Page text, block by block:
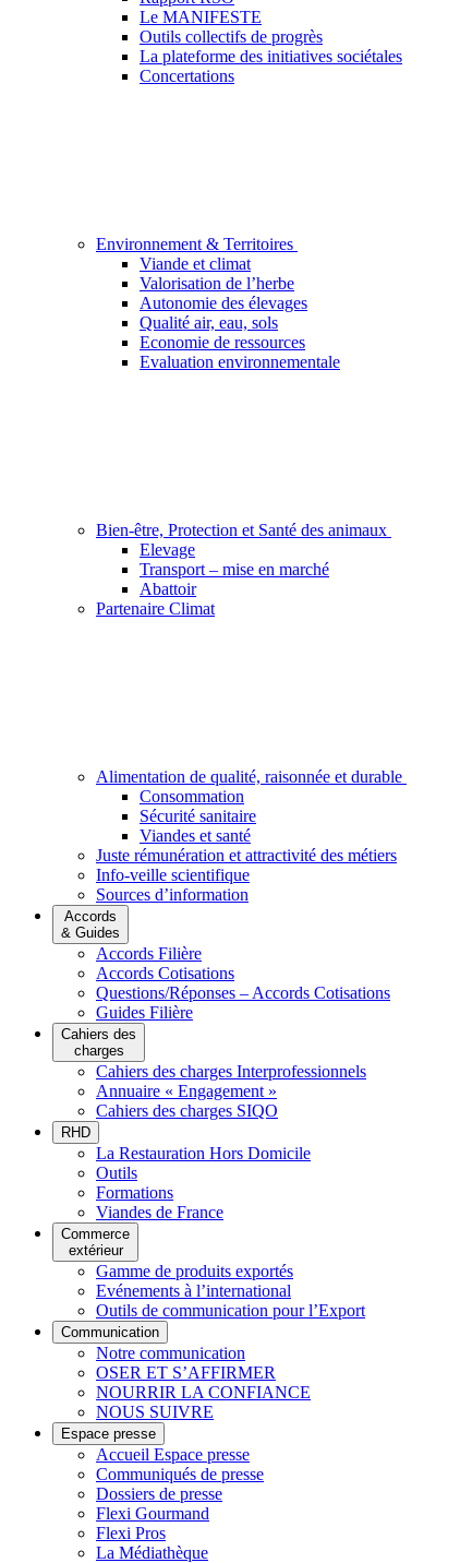
Le MANIFESTE
Outils collectifs de progrès
La plateforme des initiatives sociétales
Concertations
Environnement & Territoires
Viande et climat
Valorisation de l’herbe
Autonomie des élevages
Qualité air, eau, sols
Economie de ressources
Evaluation environnementale
Bien-être, Protection et Santé des animaux
Elevage
Transport – mise en marché
Abattoir
Partenaire Climat
Alimentation de qualité, raisonnée et durable
Consommation
Sécurité sanitaire
Viandes et santé
Juste rémunération et attractivité des métiers
Info-veille scientifique
Sources d’information
Accords
& Guides
Accords Filière
Accords Cotisations
Questions/Réponses – Accords Cotisations
Guides Filière
Cahiers des
charges
Cahiers des charges Interprofessionnels
Annuaire « Engagement »
Cahiers des charges SIQO
RHD
La Restauration Hors Domicile
Outils
Formations
Viandes de France
Commerce
extérieur
Gamme de produits exportés
Evénements à l’international
Outils de communication pour l’Export
Communication
Notre communication
OSER ET S’AFFIRMER
NOURRIR LA CONFIANCE
NOUS SUIVRE
Espace presse
Accueil Espace presse
Communiqués de presse
Dossiers de presse
Flexi Gourmand
Flexi Pros
La Médiathèque